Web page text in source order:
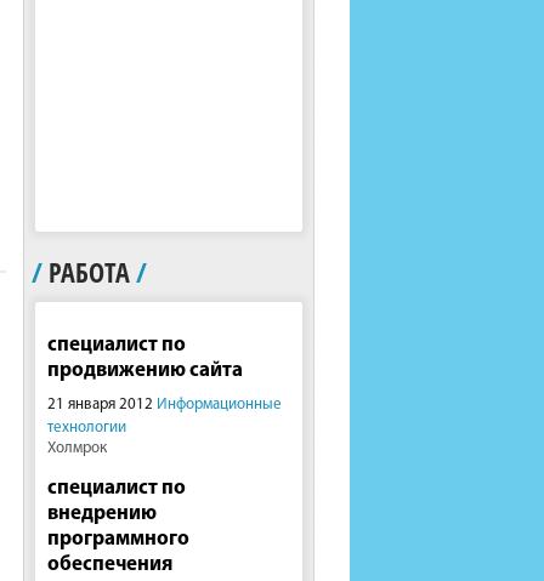
/ РАБОТА/
специалист по
продвижению сайта
21 января 2012 Информационные
технологии
Холмрок
специалист по
внедрению
программного
обеспечения